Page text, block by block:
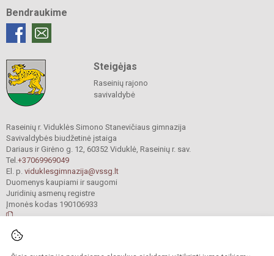
Bendraukime
Steigėjas
Raseinių rajono
savivaldybė
Raseinių r. Viduklės Simono Stanevičiaus gimnazija
Savivaldybės biudžetinė įstaiga
Dariaus ir Girėno g. 12, 60352 Viduklė, Raseinių r. sav.
Tel.+37069969049
El. p. viduklesgimnazija@vssg.lt
Duomenys kaupiami ir saugomi
Juridinių asmenų registre
Įmonės kodas 190106933